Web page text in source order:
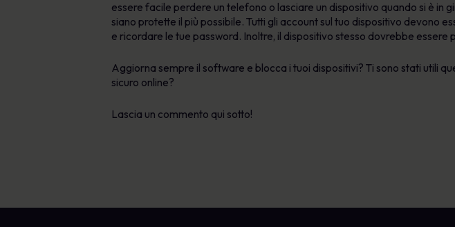
essere facile perdere un telefono o lasciare un dispositivo quando si è in
siano protette il più possibile. Tutti gli account sul tuo dispositivo devono
e ricordare le tue password. Inoltre, il dispositivo stesso dovrebbe
Aggiorna sempre il software e blocca i tuoi dispositivi? Ti sono stati utili
sicuro online?
Lascia un commento qui sotto!